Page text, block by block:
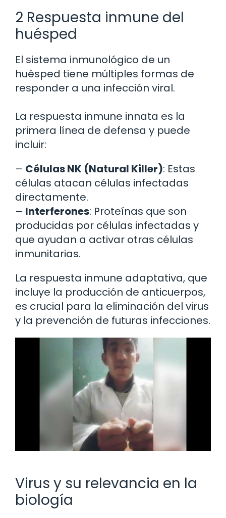
2 Respuesta inmune del
huésped
El sistema inmunológico de un
huésped tiene múltiples formas de
responder a una infección viral.
La respuesta inmune innata es la
primera línea de defensa y puede
incluir:
– Células NK (Natural Killer): Estas
células atacan células infectadas
directamente.
– Interferones: Proteínas que son
producidas por células infectadas y
que ayudan a activar otras células
inmunitarias.
La respuesta inmune adaptativa, que
incluye la producción de anticuerpos,
es crucial para la eliminación del virus
y la prevención de futuras infecciones.
Virus y su relevancia en la
biología